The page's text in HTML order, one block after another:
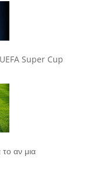
Super Cup
αν μια